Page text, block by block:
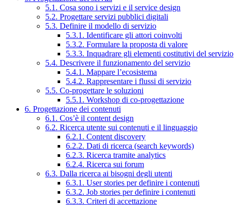
5.1. Cosa sono i servizi e il service design
5.2. Progettare servizi pubblici digitali
5.3. Definire il modello di servizio
5.3.1. Identificare gli attori coinvolti
5.3.2. Formulare la proposta di valore
5.3.3. Inquadrare gli elementi costitutivi del servizio
5.4. Descrivere il funzionamento del servizio
5.4.1. Mappare l’ecosistema
5.4.2. Rappresentare i flussi di servizio
5.5. Co-progettare le soluzioni
5.5.1. Workshop di co-progettazione
6. Progettazione dei contenuti
6.1. Cos’è il content design
6.2. Ricerca utente sui contenuti e il linguaggio
6.2.1. Content discovery
6.2.2. Dati di ricerca (search keywords)
6.2.3. Ricerca tramite analytics
6.2.4. Ricerca sui forum
6.3. Dalla ricerca ai bisogni degli utenti
6.3.1. User stories per definire i contenuti
6.3.2. Job stories per definire i contenuti
6.3.3. Criteri di accettazione